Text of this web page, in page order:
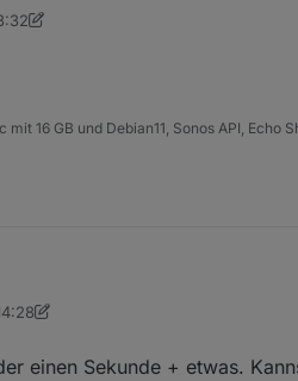
16 GB und Debian11, Sonos API, Echo
einen Sekunde + etwas.